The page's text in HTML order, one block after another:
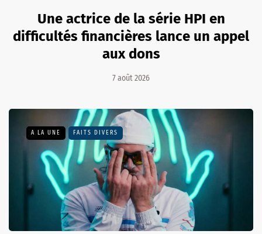
Une actrice de la série HPI en
difficultés financières lance un appel
aux dons
7 août 2026
A LA UNE FAITS DIVERS